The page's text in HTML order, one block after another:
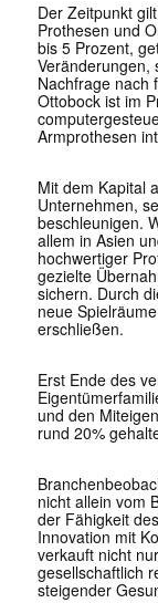
Der Zeitpunkt
Prothesen und
bis 5 Prozent,
Veränderungen,
Nachfrage nach
Ottobock ist im
Armprothesen
Mit dem Kapital
Unternehmen,
beschleunigen.
allem in Asien
hochwertiger
gezielte
sichern. Durch
neue
erschließen.
Erst Ende des
und den
rund 20%
nicht allein vom
der Fähigkeit
Innovation mit
verkauft nicht
gesellschaftlich
steigender